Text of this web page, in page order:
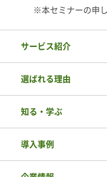
※本セミナーの申
サービス紹介
選ばれる理由
知る・学ぶ
導入事例